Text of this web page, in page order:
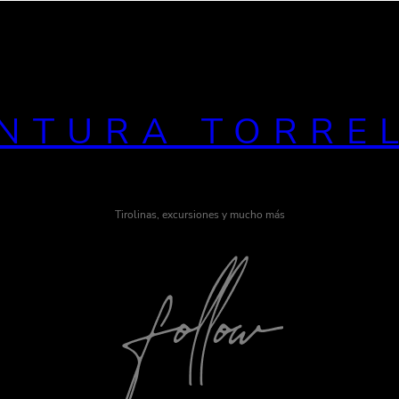
Tirolinas, excursiones y mucho más